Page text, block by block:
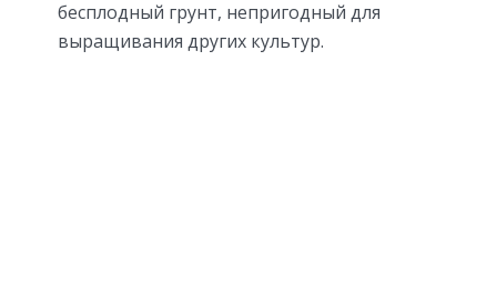
бесплодный грунт, непригодный для
выращивания других культур.